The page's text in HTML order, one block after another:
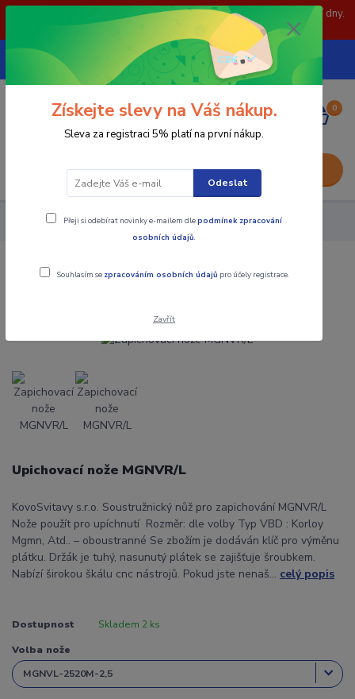
POZOR: 31.7 , 3.8 a 5.8- zavřeno. objednávky odešleme následující dny.
Děkujeme za pochopení.
CZK
739252246
(Po-Pá, 8-15 hod.)
0
0,00 Kč
Nástroje - Kovoobrábění Zapichovací nože MGNVR/L
Zapichovací nože MGNVR/L
Upichovací nože MGNVR/L
KovoSvitavy s.r.o. Soustružnický nůž pro zapichování MGNVR/L
Nože použít pro upíchnutí Rozměr: dle volby Typ VBD : Korloy
Mgmn, Atd.. – oboustranné Se zbožím je dodáván klíč pro výměnu
plátku. Držák je tuhý, nasunutý plátek se zajišťuje šroubkem.
Nabízí širokou škálu cnc nástrojů. Pokud jste nenaš... celý popis
Dostupnost Skladem 2 ks
Volba nože
Získejte slevy na Váš nákup.
Sleva za registraci 5% platí na první nákup.
Odeslat
Přeji si odebírat novinky e-mailem dlepodmínek zpracování
osobních údajů.
Souhlasím se zpracováním osobních údajů pro účely registrace.
Zavřít